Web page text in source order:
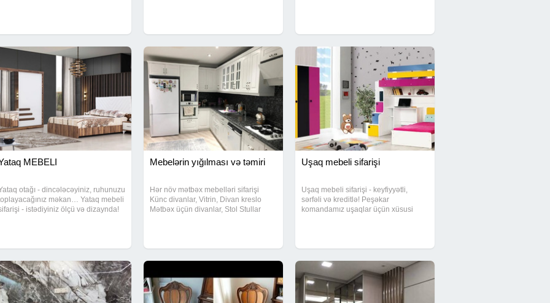
aid hər
- MDF,
MEBELI
otağı - dincələcəyiniz, ruhunuzu
məkan… Yataq mebeli
- istədiyiniz ölçü və dizaynda!
Mebelərin yığılması və təmiri
Hər növ mətbəx mebelləri sifarişi
Künc divanlar, Vitrin, Divan kreslo
Mətbəx üçün divanlar, Stol Stullar
Uşaq mebeli sifarişi
Uşaq mebeli sifarişi - keyfiyyətli,
sərfəli və kreditlə! Peşəkar
komandamız uşaqlar üçün xüsusi
materiallardan